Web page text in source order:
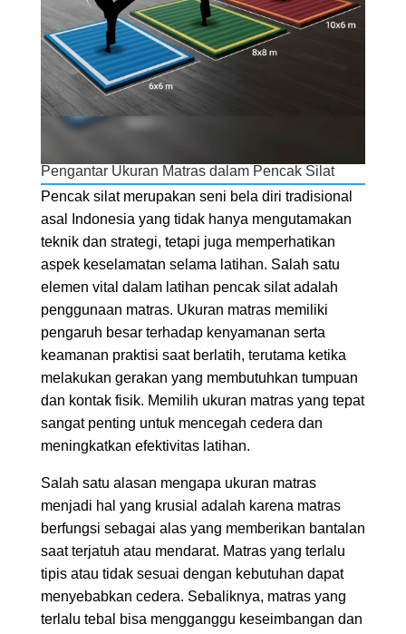
Pengantar Ukuran Matras dalam Pencak Silat
Pencak silat merupakan seni bela diri tradisional
asal Indonesia yang tidak hanya mengutamakan
teknik dan strategi, tetapi juga memperhatikan
aspek keselamatan selama latihan. Salah satu
elemen vital dalam latihan pencak silat adalah
penggunaan matras. Ukuran matras memiliki
pengaruh besar terhadap kenyamanan serta
keamanan praktisi saat berlatih, terutama ketika
melakukan gerakan yang membutuhkan tumpuan
dan kontak fisik. Memilih ukuran matras yang tepat
sangat penting untuk mencegah cedera dan
meningkatkan efektivitas latihan.
Salah satu alasan mengapa ukuran matras
menjadi hal yang krusial adalah karena matras
berfungsi sebagai alas yang memberikan bantalan
saat terjatuh atau mendarat. Matras yang terlalu
tipis atau tidak sesuai dengan kebutuhan dapat
menyebabkan cedera. Sebaliknya, matras yang
terlalu tebal bisa mengganggu keseimbangan dan